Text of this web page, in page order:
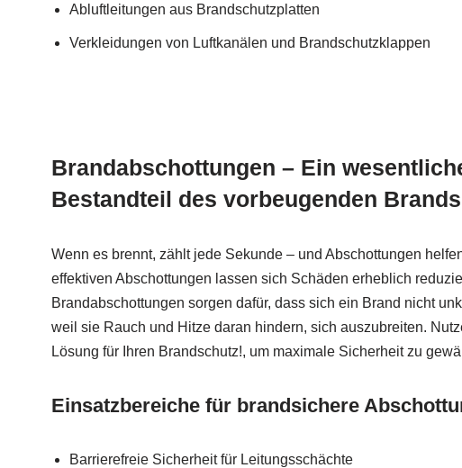
Abluftleitungen aus Brandschutzplatten
Verkleidungen von Luftkanälen und Brandschutzklappen
Brandabschottungen – Ein
Bestandteil des vorbeugenden
Wenn es brennt, zählt jede Sekunde – und Abschottungen
effektiven Abschottungen lassen sich Schäden erheblich
Brandabschottungen sorgen dafür, dass sich ein Brand nicht
weil sie Rauch und Hitze daran hindern, sich auszubreiten.
Lösung für Ihren Brandschutz!, um maximale Sicherheit zu
Einsatzbereiche für brandsichere
Barrierefreie Sicherheit für Leitungsschächte